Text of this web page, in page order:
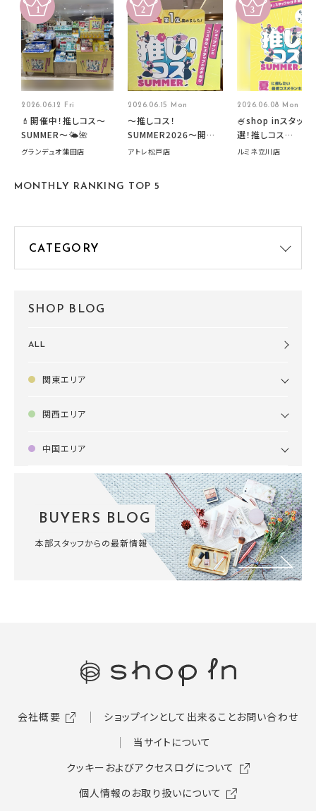
2026.06.12 Fri
💄開催中！推しコス〜
SUMMER〜🌤️🌺
グランデュオ蒲田店
2026.06.15 Mon
～推しコス！
SUMMER2026～開催
中です！
アトレ松戸店
2026.06.08 Mon
🍧shop inスタッフ
選！推しコス
summer2026開催
ルミネ立川店
MONTHLY RANKING TOP 5
SHOP BLOG
ALL
関東エリア
関西エリア
中国エリア
BUYERS BLOG
本部スタッフからの最新情報
会社概要 ショップインとして出来ることお問い合わせ
当サイトについて
クッキーおよびアクセスログについて
個人情報のお取り扱いについて